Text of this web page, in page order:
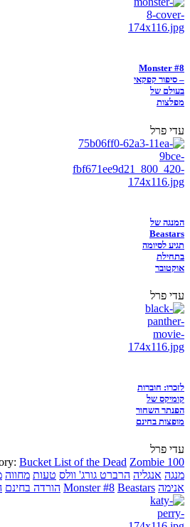
Monster #8
– סיפור קפקאי
בעולם של
מפלצות
עדי פרל
המנגה של
Beastars
תגיע לסיומה
בתחילת
אוקטובר
עדי פרל
לזכרו: חוברות
קומיקס של
הפנתר השחור
מופצות בחינם
עדי פרל
Bucket List of the Dead Zombie 100
מנגה אנגליה הרברט גורג' וולס טעות מחווה
אנימה
Monster #8 Beastars הורדה בחינם